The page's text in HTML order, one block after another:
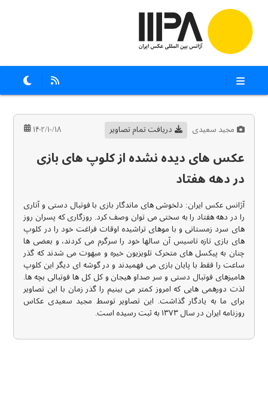
مجید سعیدی دریافت تمام تصاویر ۱۴۰۲/۱۰/۱۸
عکس های دیده نشده از کلوپ های بازی
در دهه هفتاد
آژانس عکس ایران: دلخوشی های ماندگار بازی با فوتبال دستی و آتاری
را در دهه هفتاد را به سختی می توان وصف کرد. روزگاری که پسران روز
های سرد زمستانی و با موهای تراشیده اوقات فراغت خود را در کلوپ
های بازی تازه تاسیس آن سالها خود را سرگرم می کردند، و بعضی ها
چنان به پیکسل های متحرک تلویزیون خیره و مبهوت می شدند که گذر
ساعت را فقط با پایان بازی می فهمیدند و در گوشه ای دیگر این کلوپ
هامیزهای فوتبال دستی و سر صداو هیجان و کل کل ها فوتبالی بچه ها.
لذت دورهمی هایی که امروز کمتر می بینیم را گذر زمان با این تصاویر
برای ما به یادگار گذاشت. این تصاویر توسط مجید سعیدی عکاس
روزنامه ایران در سال ۱۳۷۳ به ثبت رسیده است.